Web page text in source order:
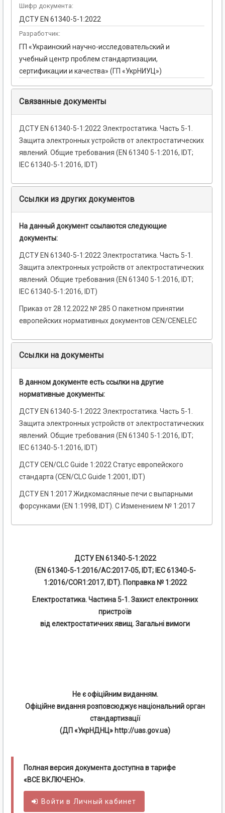
Шифр документа:
ДСТУ EN 61340-5-1:2022
Разработчик:
ГП «Украинский научно-исследовательский и
учебный центр проблем стандартизации,
сертификации и качества» (ГП «УкрНИУЦ»)
Связанные документы
ДСТУ EN 61340-5-1:2022 Электростатика. Часть 5-1.
Защита электронных устройств от электростатических
явлений. Общие требования (EN 61340 5-1:2016, IDT;
IEC 61340-5-1:2016, IDT)
Ссылки из других документов
На данный документ ссылаются следующие
документы:
ДСТУ EN 61340-5-1:2022 Электростатика. Часть 5-1.
Защита электронных устройств от электростатических
явлений. Общие требования (EN 61340 5-1:2016, IDT;
IEC 61340-5-1:2016, IDT)
Приказ от 28.12.2022 № 285 О пакетном принятии
европейских нормативных документов CEN/CENELEC
Ссылки на документы
В данном документе есть ссылки на другие
нормативные документы:
ДСТУ EN 61340-5-1:2022 Электростатика. Часть 5-1.
Защита электронных устройств от электростатических
явлений. Общие требования (EN 61340 5-1:2016, IDT;
IEC 61340-5-1:2016, IDT)
ДСТУ CEN/CLC Guide 1:2022 Статус европейского
стандарта (CEN/CLC Guide 1:2001, IDT)
ДСТУ EN 1:2017 Жидкомасляные печи с выпарными
форсунками (EN 1:1998, IDT). С Изменением № 1:2017
ДСТУ EN 61340-5-1:2022
(EN 61340-5-1:2016/AC:2017-05, IDT; IEC 61340-5-
1:2016/COR1:2017, IDT). Поправка № 1:2022
Електростатика. Частина 5-1. Захист електронних
пристроїв
від електростатичних явищ. Загальні вимоги
Не є офіційним виданням.
Офіційне видання розповсюджує національний орган
стандартизації
(ДП «УкрНДНЦ» http://uas.gov.ua)
Полная версия документа доступна в тарифе
«ВСЕ ВКЛЮЧЕНО».
Войти в Личный кабинет